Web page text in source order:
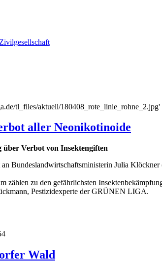
tl_files/aktuell/180408_rote_linie_rohne_2.jpg'
aller Neonikotinoide
über Verbot von Insektengiften
Bundeslandwirtschaftsministerin Julia
zählen zu den gefährlichsten
Pestizidexperte der GRÜNEN LIGA.
Wald